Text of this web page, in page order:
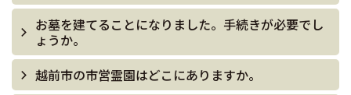
お墓を建てることになりました。手続きが必要でし
ょうか。
越前市の市営霊園はどこにありますか。